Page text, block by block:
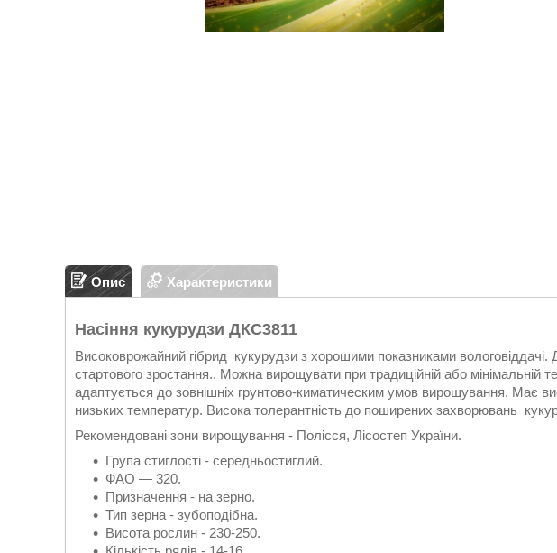
Опис Характеристики
Насіння кукурудзи ДКС3811
Високоврожайний гібрид кукурудзи з хорошими показниками
стартового зростання.. Можна вирощувати при традиційній або мінімальній
адаптується до зовнішніх грунтово-киматическим умов вирощування. Має
низьких температур. Висока толерантність до поширених захворювань
Рекомендовані зони вирощування - Полісся, Лісостеп України.
Група стиглості - середньостиглий.
ФАО — 320.
Призначення - на зерно.
Тип зерна - зубоподібна.
Висота рослин - 230-250.